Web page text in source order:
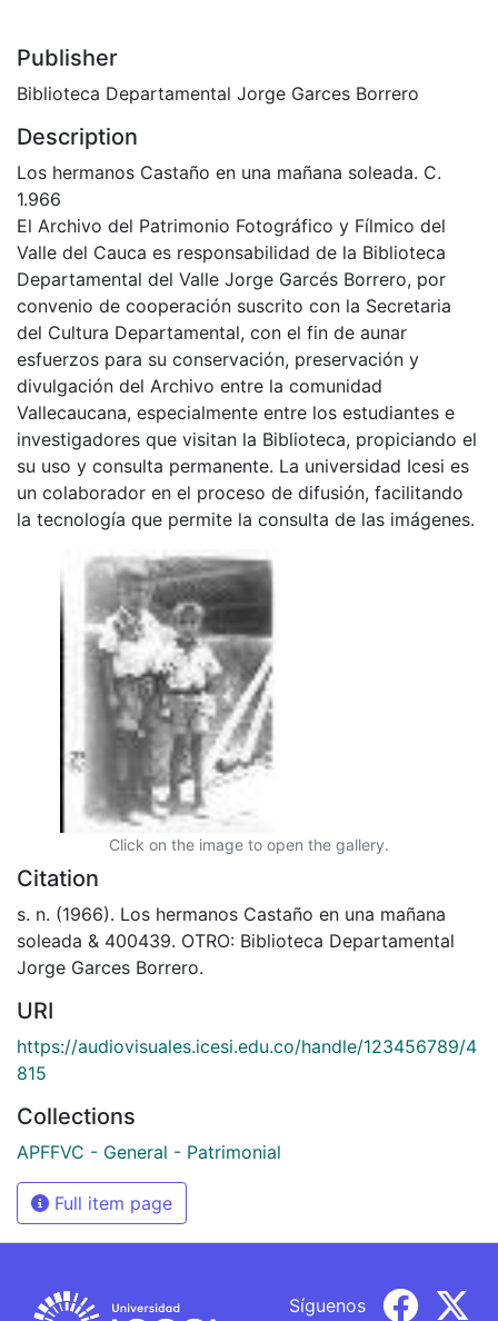
Publisher
Biblioteca Departamental Jorge Garces Borrero
Description
Los hermanos Castaño en una mañana soleada. C.
1.966
El Archivo del Patrimonio Fotográfico y Fílmico del
Valle del Cauca es responsabilidad de la Biblioteca
Departamental del Valle Jorge Garcés Borrero, por
convenio de cooperación suscrito con la Secretaria
del Cultura Departamental, con el fin de aunar
esfuerzos para su conservación, preservación y
divulgación del Archivo entre la comunidad
Vallecaucana, especialmente entre los estudiantes e
investigadores que visitan la Biblioteca, propiciando el
su uso y consulta permanente. La universidad Icesi es
un colaborador en el proceso de difusión, facilitando
la tecnología que permite la consulta de las imágenes.
Click on the image to open the gallery.
Citation
s. n. (1966). Los hermanos Castaño en una mañana
soleada & 400439. OTRO: Biblioteca Departamental
Jorge Garces Borrero.
URI
https://audiovisuales.icesi.edu.co/handle/123456789/4
815
Collections
APFFVC - General - Patrimonial
Full item page
Síguenos